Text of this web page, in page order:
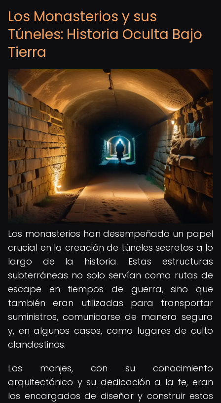
Los Monasterios y sus
Túneles: Historia Oculta Bajo
Tierra
Los monasterios han desempeñado un papel
crucial en la creación de túneles secretos a lo
largo de la historia. Estas estructuras
subterráneas no solo servían como rutas de
escape en tiempos de guerra, sino que
también eran utilizadas para transportar
suministros, comunicarse de manera segura
y, en algunos casos, como lugares de culto
clandestinos.
Los monjes, con su conocimiento
arquitectónico y su dedicación a la fe, eran
los encargados de diseñar y construir estos